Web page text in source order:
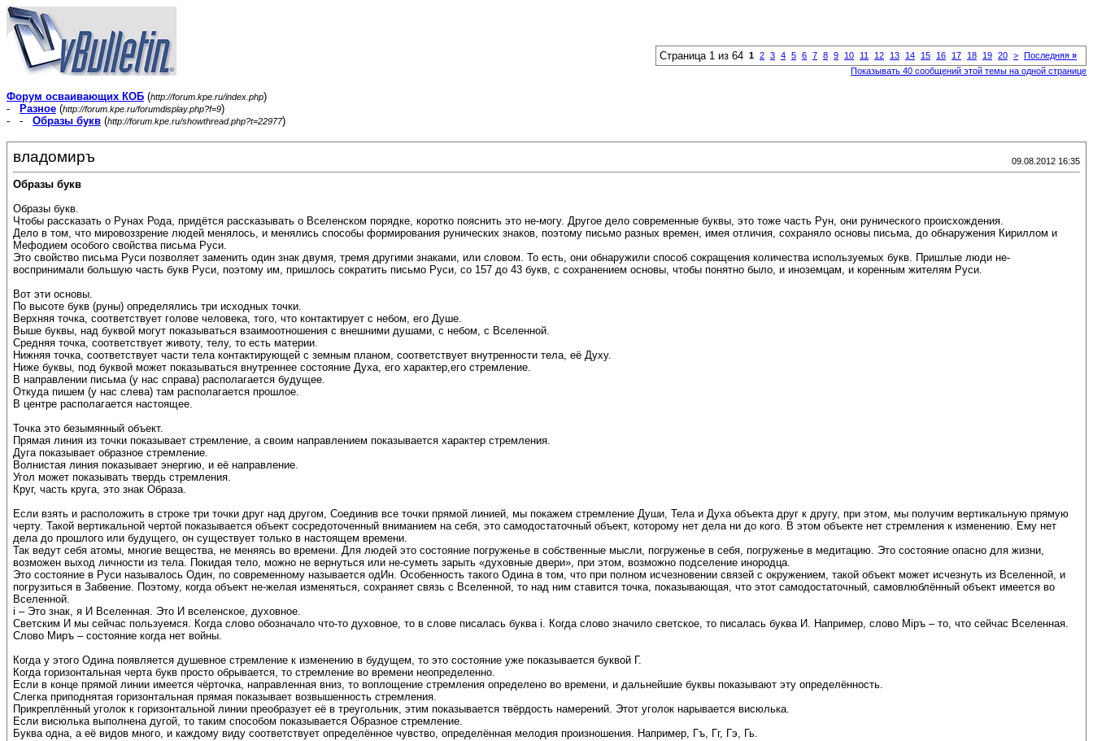
Страница 1 из 64 1 2 3 4 5 6 7 8 9 10 11 12 13 14 15 16 17 18 19 20 > Последняя »
Показывать 40 сообщений этой темы на одной странице
Форум осваивающих КОБ (http://forum.kpe.ru/index.php)
-
Разное (http://forum.kpe.ru/forumdisplay.php?f=9)
- - Образы букв (http://forum.kpe.ru/showthread.php?t=22977)
владомиръ 09.08.2012 16:35
Образы букв
Образы букв.
Чтобы рассказать о Рунах Рода, придётся рассказывать о Вселенском порядке, коротко пояснить это не-могу. Другое дело современные буквы, это тоже часть Рун, они рунического происхождения.
Дело в том, что мировоззрение людей менялось, и менялись способы формирования рунических знаков, поэтому письмо разных времен, имея отличия, сохраняло основы письма, до обнаружения Кириллом и
Мефодием особого свойства письма Руси.
Это свойство письма Руси позволяет заменить один знак двумя, тремя другими знаками, или словом. То есть, они обнаружили способ сокращения количества используемых букв. Пришлые люди не-
воспринимали большую часть букв Руси, поэтому им, пришлось сократить письмо Руси, со 157 до 43 букв, с сохранением основы, чтобы понятно было, и иноземцам, и коренным жителям Руси.
Вот эти основы.
По высоте букв (руны) определялись три исходных точки.
Верхняя точка, соответствует голове человека, того, что контактирует с небом, его Душе.
Выше буквы, над буквой могут показываться взаимоотношения с внешними душами, с небом, с Вселенной.
Средняя точка, соответствует животу, телу, то есть материи.
Нижняя точка, соответствует части тела контактирующей с земным планом, соответствует внутренности тела, её Духу.
Ниже буквы, под буквой может показываться внутреннее состояние Духа, его характер,его стремление.
В направлении письма (у нас справа) располагается будущее.
Откуда пишем (у нас слева) там располагается прошлое.
В центре располагается настоящее.
Точка это безымянный объект.
Прямая линия из точки показывает стремление, а своим направлением показывается характер стремления.
Дуга показывает образное стремление.
Волнистая линия показывает энергию, и её направление.
Угол может показывать твердь стремления.
Круг, часть круга, это знак Образа.
Если взять и расположить в строке три точки друг над другом, Соединив все точки прямой линией, мы покажем стремление Души, Тела и Духа объекта друг к другу, при этом, мы получим вертикальную прямую
черту. Такой вертикальной чертой показывается объект сосредоточенный вниманием на себя, это самодостаточный объект, которому нет дела ни до кого. В этом объекте нет стремления к изменению. Ему нет
дела до прошлого или будущего, он существует только в настоящем времени.
Так ведут себя атомы, многие вещества, не меняясь во времени. Для людей это состояние погруженье в собственные мысли, погруженье в себя, погруженье в медитацию. Это состояние опасно для жизни,
возможен выход личности из тела. Покидая тело, можно не вернуться или не-суметь зарыть «духовные двери», при этом, возможно подселение инородца.
Это состояние в Руси называлось Один, по современному называется одИн. Особенность такого Одина в том, что при полном исчезновении связей с окружением, такой объект может исчезнуть из Вселенной, и
погрузиться в Забвение. Поэтому, когда объект не-желая изменяться, сохраняет связь с Вселенной, то над ним ставится точка, показывающая, что этот самодостаточный, самовлюблённый объект имеется во
Вселенной.
i – Это знак, я И Вселенная. Это И вселенское, духовное.
Светским И мы сейчас пользуемся. Когда слово обозначало что-то духовное, то в слове писалась буква i. Когда слово значило светское, то писалась буква И. Например, слово Мiръ – то, что сейчас Вселенная.
Слово Миръ – состояние когда нет войны.
Когда у этого Одина появляется душевное стремление к изменению в будущем, то это состояние уже показывается буквой Г.
Когда горизонтальная черта букв просто обрывается, то стремление во времени неопределенно.
Если в конце прямой линии имеется чёрточка, направленная вниз, то воплощение стремления определено во времени, и дальнейшие буквы показывают эту определённость.
Слегка приподнятая горизонтальная прямая показывает возвышенность стремления.
Прикреплённый уголок к горизонтальной линии преобразует её в треугольник, этим показывается твёрдость намерений. Этот уголок нарывается висюлька.
Если висюлька выполнена дугой, то таким способом показывается Образное стремление.
Буква одна, а её видов много, и каждому виду соответствует определённое чувство, определённая мелодия произношения. Например, Гъ, Гг, Гэ, Гь.